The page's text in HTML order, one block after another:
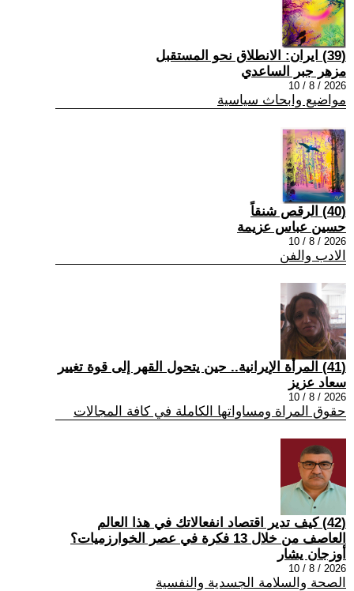
(39) ايران: الانطلاق نحو المستقبل
مزهر جبر الساعدي
2026 / 8 / 10
مواضيع وابحاث سياسية
(40) الرقص شنقاً
حسين عباس عزيمة
2026 / 8 / 10
الادب والفن
(41) المرأة الإيرانية.. حين يتحول القهر إلى قوة تغيير
سعاد عزيز
2026 / 8 / 10
حقوق المراة ومساواتها الكاملة في كافة المجالات
(42) كيف تدير اقتصاد انفعالاتك في هذا العالم
العاصف من خلال 13 فكرة في عصر الخوارزميات؟
أوزجان يشار
2026 / 8 / 10
الصحة والسلامة الجسدية والنفسية